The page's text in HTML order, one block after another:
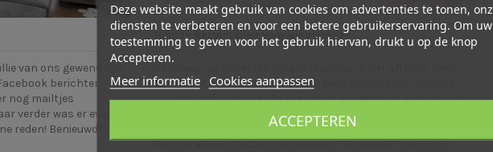
van ons gewend zijn.
berichten,
nog mailtjes
verder was er even
reden! Benieuwd?
Houten kerststallen voor elke smaak
kerst officieel begonnen. En wat past er nou beter bij deze
dag dan een blog over de prachtige en veelzijdig kerststallen
uit ons assortiment? Daarom hebben we voor jullie een blog
gemaakt waarin we maar liefst 14 prachtige houten
kerststallen in het zonnetje zetten. Benieuwd?
Deze website maakt gebruik van cookies om advertenties te tonen,
diensten te verbeteren en voor een betere gebruikerservaring. Om uw
toestemming te geven voor het gebruik hiervan, drukt u op de knop
Accepteren.
Meer informatie Cookies aanpassen
ACCEPTEREN